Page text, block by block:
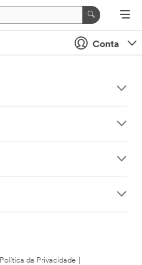
Conta
Política da Privacidade